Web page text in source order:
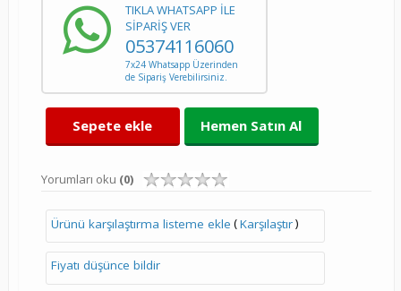
TIKLA WHATSAPP İLE
SİPARİŞ VER
05374116060
7x24 Whatsapp Üzerinden
de Sipariş Verebilirsiniz.
Sepete ekle Hemen Satın Al
Yorumları oku (0)
Ürünü karşılaştırma listeme ekle (Karşılaştır)
Fiyatı düşünce bildir